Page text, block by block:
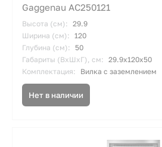
Gaggenau AC250121
Высота (см): 29.9
Ширина (см): 120
Глубина (см):
50
Габариты (ВхШхГ), см: 29.9х120х50
Комплектация:
Вилка с заземлением
Нет в наличии